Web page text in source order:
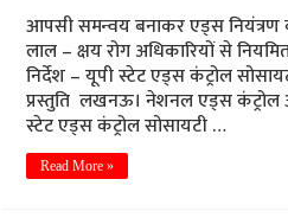
आपसी समन्वय बनाकर एड्स नियंत्रण
लाल – क्षय रोग अधिकारियों से
निर्देश – यूपी स्टेट एड्स कंट्रोल
प्रस्तुति लखनऊ। नेशनल एड्स कंट्रोल
स्टेट एड्स कंट्रोल सोसायटी …
Read More »